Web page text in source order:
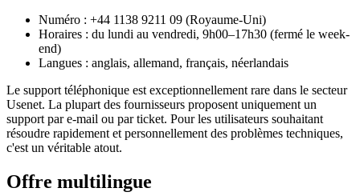
Numéro : +44 1138 9211 09 (Royaume-Uni)
Horaires : du lundi au vendredi, 9h00–17h30 (fermé le week-
end)
Langues : anglais, allemand, français, néerlandais
Le support téléphonique est exceptionnellement rare dans le secteur
Usenet. La plupart des fournisseurs proposent uniquement un
support par e-mail ou par ticket. Pour les utilisateurs souhaitant
résoudre rapidement et personnellement des problèmes techniques,
c'est un véritable atout.
Offre multilingue